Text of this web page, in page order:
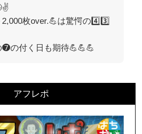
枚over.💪は驚愕の4️⃣3️⃣
❼の付く日も期待💪💪💪
アフレポ